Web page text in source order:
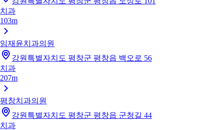
치과
103m
임재윤치과의원
강원특별자치도 평창군 평창읍 백오로 56
치과
207m
평창치과의원
강원특별자치도 평창군 평창읍 군청길 44
치과